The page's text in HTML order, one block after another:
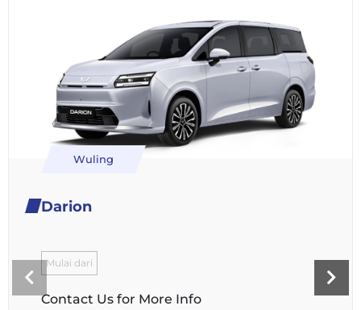
Wuling
Darion
Mulai dari
Contact Us for More Info